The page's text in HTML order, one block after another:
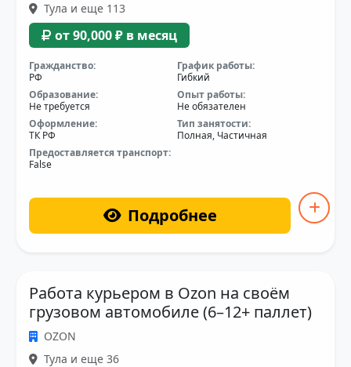
Тула и еще 113
от 90,000 ₽ в месяц
Гражданство:
РФ
График работы:
Гибкий
Образование:
Не требуется
Опыт работы:
Не обязателен
Оформление:
ТК РФ
Тип занятости:
Полная, Частичная
Предоставляется транспорт:
False
Подробнее
Работа курьером в Ozon на своём
грузовом автомобиле (6–12+ паллет)
OZON
Тула и еще 36